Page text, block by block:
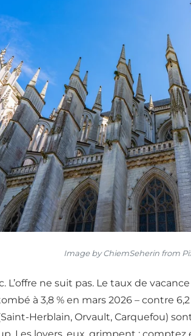
Image by ChiemSeherin from
L’offre ne suit pas. Le taux de
à 3,8 % en mars 2026 – contre 6,2
Herblain, Orvault, Carquefou)
Les loyers, eux, grimpent :